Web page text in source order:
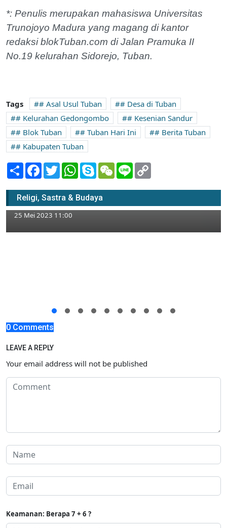
*: Penulis merupakan mahasiswa Universitas
Trunojoyo Madura yang magang di kantor
redaksi blokTuban.com di Jalan Pramuka II
No.19 kelurahan Sidorejo, Tuban.
Tags # Asal Usul Tuban
# Desa di Tuban
# Kelurahan Gedongombo
# Kesenian Sandur
# Blok Tuban
# Tuban Hari Ini
# Berita Tuban
# Kabupaten Tuban
Share Facebook
TwitterWhatsApp
SkypeWeChatLine
Religi, Sastra & Budaya
Jatim Media Summit 2023, Optimalkan
Teknologi Membesarkan Media
25 Mei 2023 11:00
0 Comments
LEAVE A REPLY
Your email address will not be published
Keamanan: Berapa 7 + 6 ?